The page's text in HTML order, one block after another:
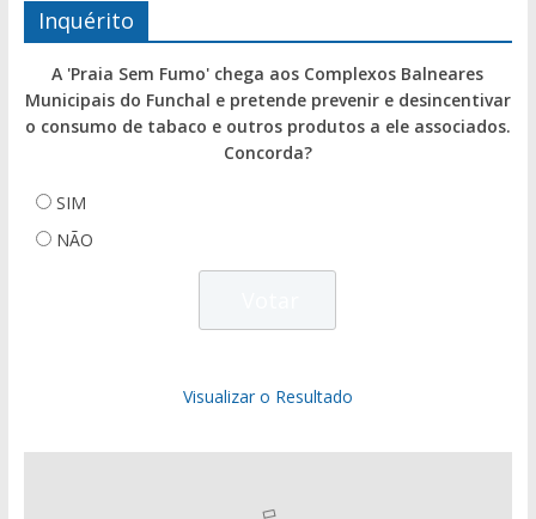
Inquérito
A 'Praia Sem Fumo' chega aos Complexos Balneares
Municipais do Funchal e pretende prevenir e desincentivar
o consumo de tabaco e outros produtos a ele associados.
Concorda?
SIM
NÃO
Visualizar o Resultado